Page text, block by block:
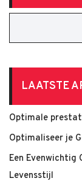
LAATSTE
Optimale
Optimaliseer je
Een Evenwichtig
Levensstijl